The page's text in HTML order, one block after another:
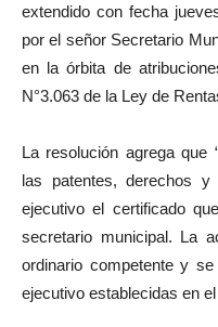
extendido con fecha
por el señor Secretario
en la órbita de
N°3.063 de la Ley de
La resolución agrega que
las patentes, derechos y
ejecutivo el certificado
secretario municipal. La
ordinario competente y
ejecutivo establecidas en